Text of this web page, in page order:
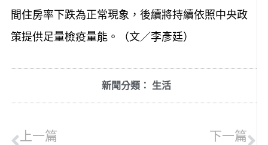
間住房率下跌為正常現象，後續將持續依照中央政
策提供足量檢疫量能。（文／李彥廷）
新聞分類： 生活
上一篇 下一篇